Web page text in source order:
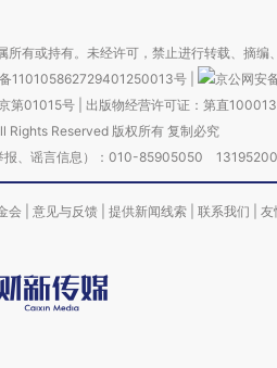
有或持有。未经许可，禁止进行转载、摘编
110105862729401250013号
京公网安
第01015号| 出版物经营许可证：第直
Rights Reserved 版权所有 复制必究
报、谣言信息）：010-85905050
会 意见与反馈 提供新闻线索 联系我们 友